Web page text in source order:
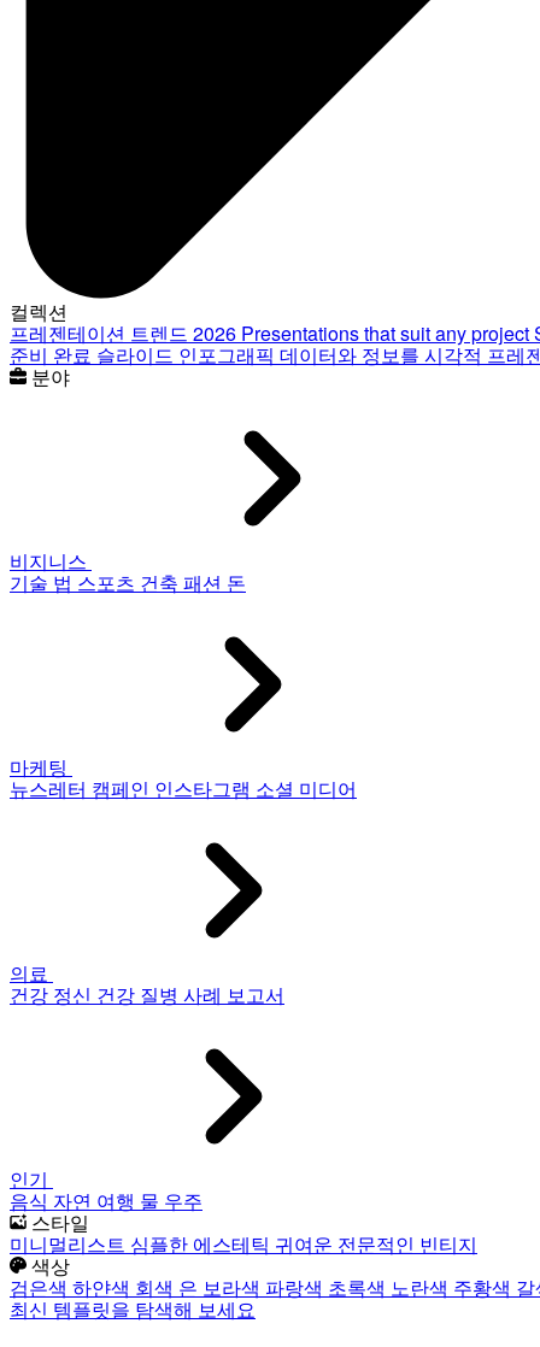
컬렉션
프레젠테이션 트렌드 2026 Presentations that suit any project
준비 완료 슬라이드 인포그래픽 데이터와 정보를 시각적 프레
분야
비지니스
기술 법 스포츠 건축 패션 돈
마케팅
뉴스레터 캠페인 인스타그램 소셜 미디어
의료
건강 정신 건강 질병 사례 보고서
인기
음식 자연 여행 물 우주
스타일
미니멀리스트 심플한 에스테틱 귀여운 전문적인 빈티지
색상
검은색 하얀색 회색 은 보라색 파랑색 초록색 노란색 주황색
최신 템플릿을 탐색해 보세요